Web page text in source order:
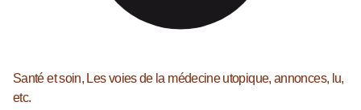
Santé et soin, Les voies de la médecine utopique, annonces, lu,
etc.